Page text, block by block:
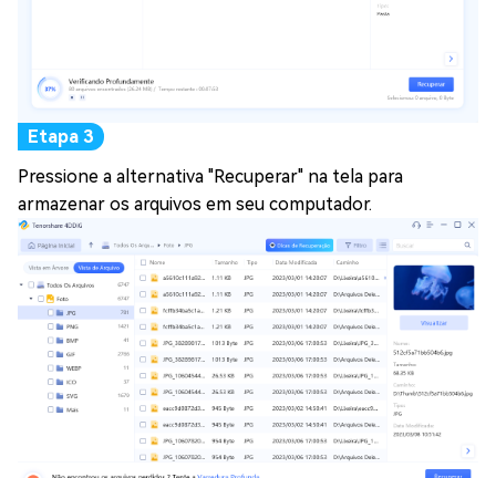
Pressione a alternativa "Recuperar" na tela para
armazenar os arquivos em seu computador.